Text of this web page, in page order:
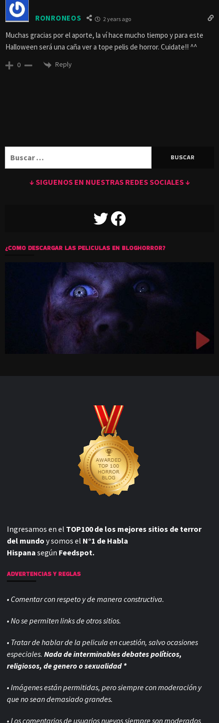
RONRONEOS 2 years ago
Muchas gracias por el aporte, la ví hace mucho tiempo y para este
Halloween será una caña ver a tope pelis de horror. Cuidate!! ^^
0 Reply
↓ SIGUENOS EN NUESTRAS REDES SOCIALES ↓
TWITTERFACEBOOK
¿COMO DESCARGAR LAS PELICULAS EN BLOGHORROR?
Ingresamos en el TOP100 de los mejores sitios de terror
del mundo y somos el N°1 de Habla
Hispana según Feedspot.
ADVERTENCIAS Y REGLAS
• Comentar con respeto y de manera constructiva.
• No se permiten links de otros sitios.
• Tratar de hablar de la pelicula en cuestión, salvo ocasiones
especiales. Nada de interminables debates políticos,
religiosos, de genero o sexualidad *
• Imágenes están permitidas, pero siempre conmoderación y
que no sean demasiado grandes.
• Los comentarios de usuarios nuevos siempre son moderados